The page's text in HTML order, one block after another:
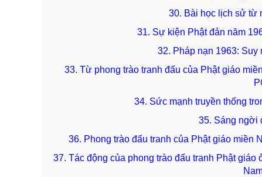
30. Bài học lịch sử từ
31. Sự kiện Phật đản năm
32. Pháp nạn 1963: Suy
33. Từ phong trào tranh đấu của Phật giáo
34. Sức mạnh truyền thống
35. Sáng ngời
36. Phong trào đấu tranh của Phật giáo miền
37. Tác động của phong trào đấu tranh Phật